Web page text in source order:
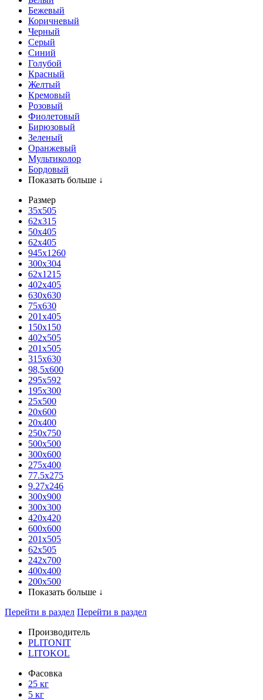
Бежевый
Коричневый
Черный
Серый
Синий
Голубой
Красный
Желтый
Кремовый
Розовый
Фиолетовый
Бирюзовый
Зеленый
Оранжевый
Мультиколор
Бордовый
Показать больше ↓
Размер
35х505
62x315
50x405
62х405
945x1260
300x304
62x1215
402x405
630x630
75x630
201x405
150x150
402x505
201x505
315x630
98,5х600
295x592
195х300
25x500
20х600
20х400
250x750
500x500
300x600
275x400
77.5х275
9.27x246
300x900
300x300
420х420
600х600
201х505
62х505
242х700
400х400
200х500
Показать больше ↓
Перейти в раздел Перейти в раздел
Производитель
PLITONIT
LITOKOL
Фасовка
25 кг
5 кг